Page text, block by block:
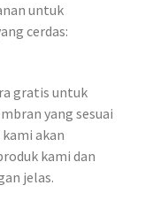
untuk
cerdas:
gratis untuk
yang sesuai
akan
kami dan
jelas.